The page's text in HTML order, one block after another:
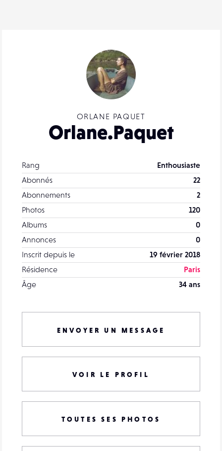
ORLANE PAQUET
Orlane.Paquet
Rang
Enthousiaste
Abonnés
22
Abonnements
2
Photos
120
Albums
0
Annonces
0
Inscrit depuis le
19 février 2018
Résidence
Paris
Âge
34 ans
ENVOYER UN MESSAGE
VOIR LE PROFIL
TOUTES SES PHOTOS